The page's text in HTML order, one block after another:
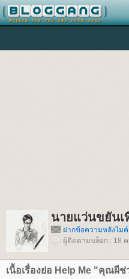
นายแว่นขยันเ
ฝากข้อความหลังไมค์
ผู้ติดตามบล็อก : 18
เนื้อเรื่องย่อ Help Me "คุณผี